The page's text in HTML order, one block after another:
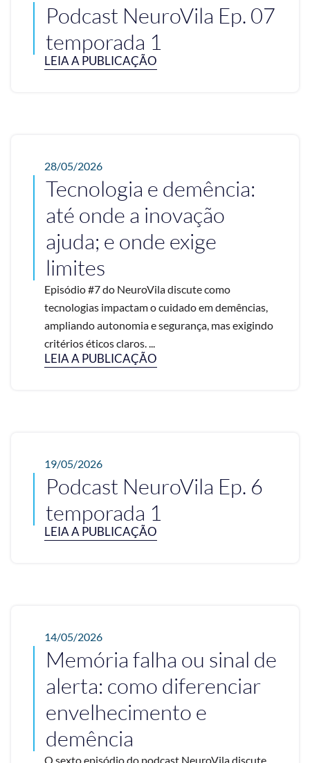
Podcast NeuroVila Ep. 07
temporada 1
LEIA A PUBLICAÇÃO
28/05/2026
Tecnologia e demência:
até onde a inovação
ajuda; e onde exige
limites
Episódio #7 do NeuroVila discute como
tecnologias impactam o cuidado em demências,
ampliando autonomia e segurança, mas exigindo
critérios éticos claros. ...
LEIA A PUBLICAÇÃO
19/05/2026
Podcast NeuroVila Ep. 6
temporada 1
LEIA A PUBLICAÇÃO
14/05/2026
Memória falha ou sinal de
alerta: como diferenciar
envelhecimento e
demência
O sexto episódio do podcast NeuroVila discute